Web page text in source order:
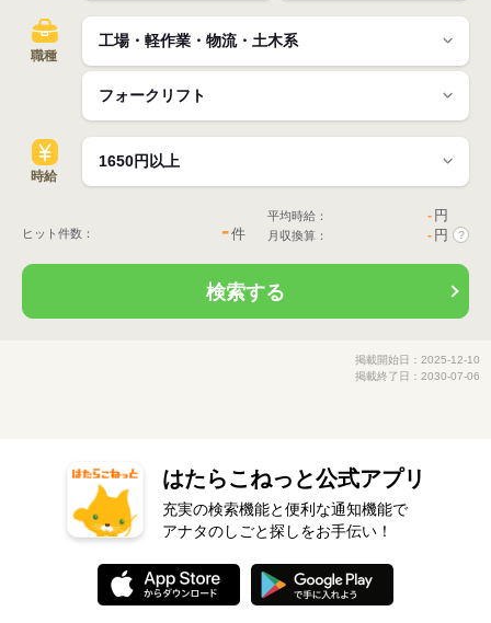
職種
時給
ヒット件数： -件
平均時給： - 円
月収換算： - 円 ?
検索する
掲載開始日：2025-12-10
掲載終了日：2030-07-06
はたらこねっと公式アプリ
充実の検索機能と便利な通知機能で
アナタのしごと探しをお手伝い！